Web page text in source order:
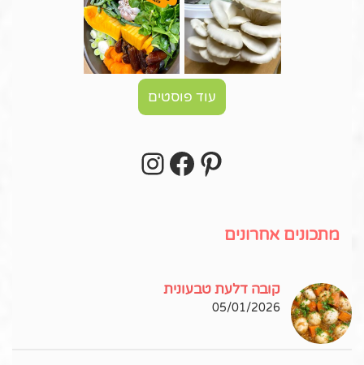
עוד פוסטים
Pinterest
Facebook
מתכונים אחרונים
קובה דלעת טבעונית
05/01/2026